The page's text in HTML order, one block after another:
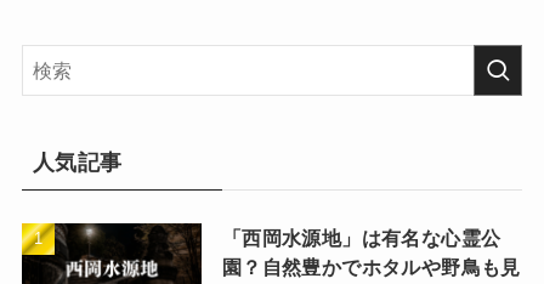
人気記事
「西岡水源地」は有名な心霊公
園？自然豊かでホタルや野鳥も見